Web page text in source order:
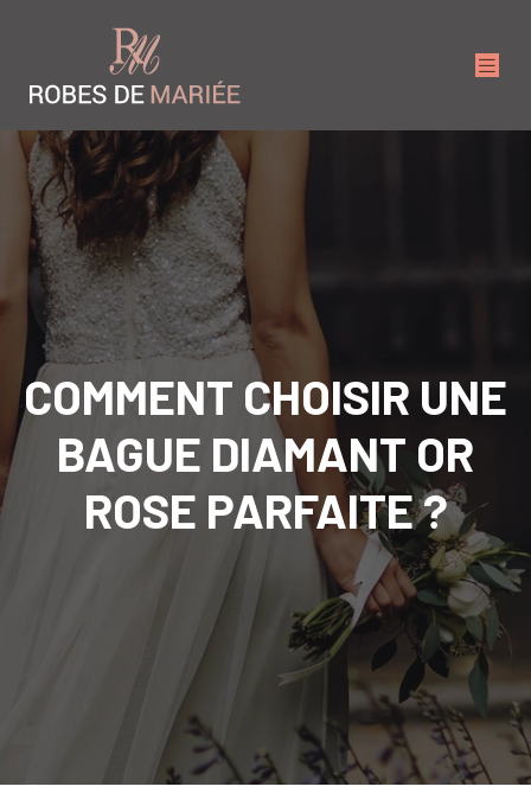
COMMENT CHOISIR UNE
BAGUE DIAMANT OR
ROSE PARFAITE ?